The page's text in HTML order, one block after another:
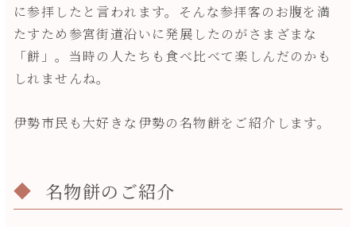
に参拝したと言われます。そんな参拝客のお腹を満
たすため参宮街道沿いに発展したのがさまざまな
「餅」。当時の人たちも食べ比べて楽しんだのかも
しれませんね。
伊勢市民も大好きな伊勢の名物餅をご紹介します。
名物餅のご紹介